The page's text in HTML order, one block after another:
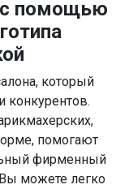
с помощью
который
конкурентов.
помогают
фирменный
можете легко